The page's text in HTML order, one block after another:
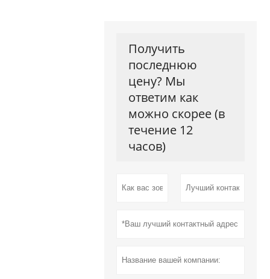
Получить
последнюю
цену? Мы
ответим как
можно скорее (в
течение 12
часов)